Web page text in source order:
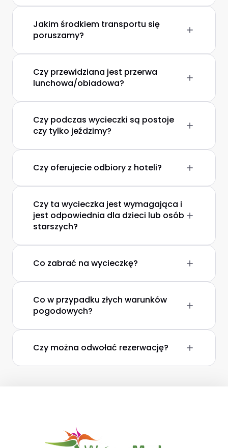
Jakim środkiem transportu się
poruszamy?
Czy przewidziana jest przerwa
lunchowa/obiadowa?
Czy podczas wycieczki są postoje
czy tylko jeździmy?
Czy oferujecie odbiory z hoteli?
Czy ta wycieczka jest wymagająca i
jest odpowiednia dla dzieci lub osób
starszych?
Co zabrać na wycieczkę?
Co w przypadku złych warunków
pogodowych?
Czy można odwołać rezerwację?